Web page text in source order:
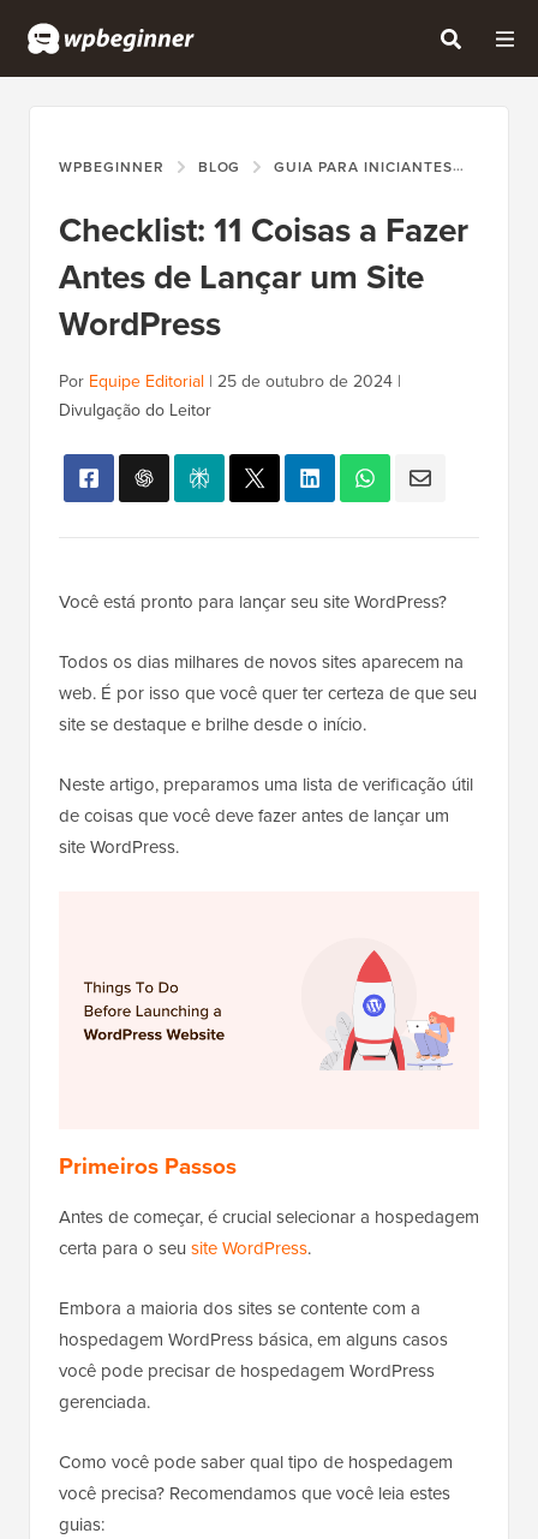
WPBEGINNER BLOG GUIA PARA INICIANTES
Checklist: 11 Coisas a Fazer
Antes de Lançar um Site
WordPress
Por Equipe Editorial | 25 de outubro de 2024 |
Divulgação do Leitor
Você está pronto para lançar seu site WordPress?
Todos os dias milhares de novos sites aparecem na
web. É por isso que você quer ter certeza de que seu
site se destaque e brilhe desde o início.
Neste artigo, preparamos uma lista de verificação útil
de coisas que você deve fazer antes de lançar um
site WordPress.
Primeiros Passos
Antes de começar, é crucial selecionar a hospedagem
certa para o seu site WordPress.
Embora a maioria dos sites se contente com a
hospedagem WordPress básica, em alguns casos
você pode precisar de hospedagem WordPress
gerenciada.
Como você pode saber qual tipo de hospedagem
você precisa? Recomendamos que você leia estes
guias: